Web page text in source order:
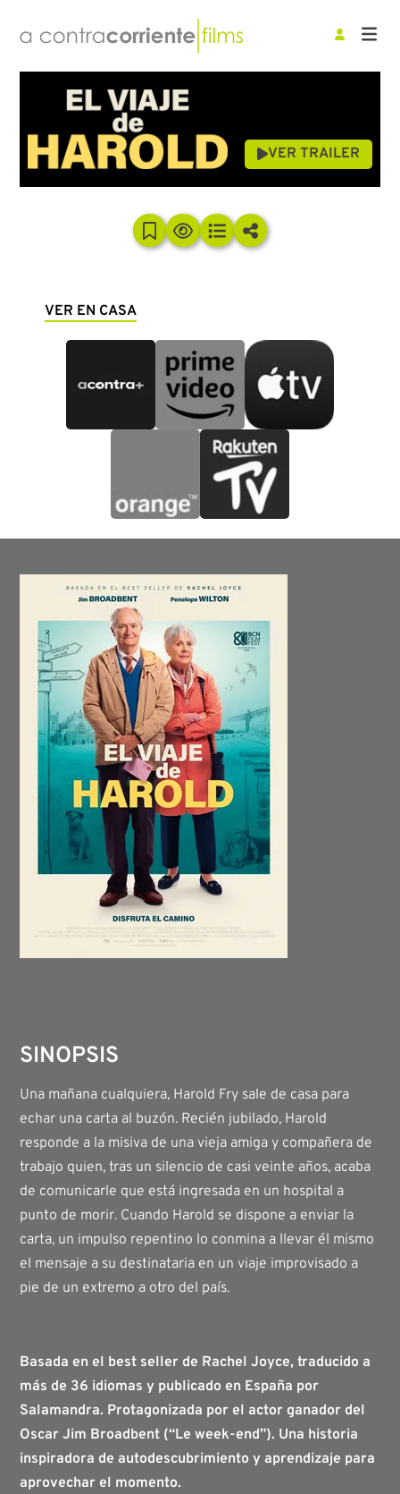
VER TRAILER
VER EN CASA
SINOPSIS
Una mañana cualquiera, Harold Fry sale de casa para
echar una carta al buzón. Recién jubilado, Harold
responde a la misiva de una vieja amiga y compañera de
trabajo quien, tras un silencio de casi veinte años, acaba
de comunicarle que está ingresada en un hospital a
punto de morir. Cuando Harold se dispone a enviar la
carta, un impulso repentino lo conmina a llevar él mismo
el mensaje a su destinataria en un viaje improvisado a
pie de un extremo a otro del país.
Basada en el best seller de Rachel Joyce, traducido a
más de 36 idiomas y publicado en España por
Salamandra. Protagonizada por el actor ganador del
Oscar Jim Broadbent (“Le week-end”). Una historia
inspiradora de autodescubrimiento y aprendizaje para
aprovechar el momento.